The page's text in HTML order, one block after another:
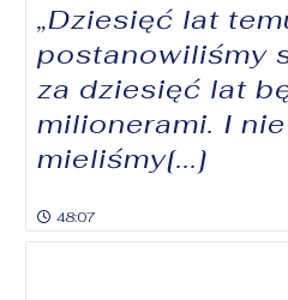
„Dziesięć lat
postanowiliśmy
za dziesięć lat
milionerami. I nie
mieliśmy[...]
48:07